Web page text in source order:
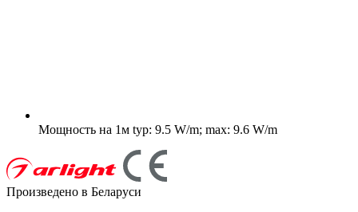
Мощность на 1м typ: 9.5 W/m; max: 9.6 W/m
Произведено в Беларуси